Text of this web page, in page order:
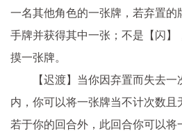
一名其他角色的一张牌，若弃置的
手牌并获得其中一张；不是【闪】
摸一张牌。
【迟渡】当你因弃置而失去
内，你可以将一张牌当不计次数且
若于你的回合外，此回合你可以